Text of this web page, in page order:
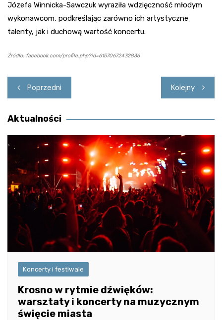
Józefa Winnicka-Sawczuk wyraziła wdzięczność młodym
wykonawcom, podkreślając zarówno ich artystyczne
talenty, jak i duchową wartość koncertu.
Źródło: facebook.com/profile.php?id=61570672432836
Nawigacja
wpisu
Poprzedni Kolejny
Aktualności
Koncerty i festiwale
Krosno w rytmie dźwięków:
warsztaty i koncerty na muzycznym
święcie miasta